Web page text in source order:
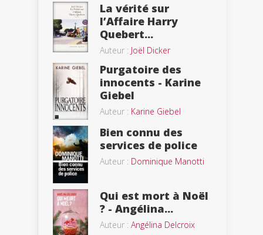
La vérité sur
l’Affaire Harry
Quebert...
Auteur : Joël Dicker
Purgatoire des
innocents - Karine
Giebel
Auteur : Karine Giebel
Bien connu des
services de police
Auteur : Dominique Manotti
Qui est mort à Noël
? - Angélina...
Auteur : Angélina Delcroix